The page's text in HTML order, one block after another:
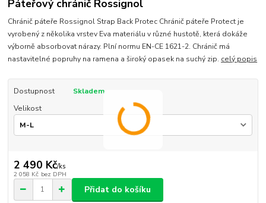
Páteřový chránič Rossignol
Chránič páteře Rossignol Strap Back Protec Chránič páteře Protect je
vyrobený z několika vrstev Eva materiálu v různé hustotě, která dokáže
výborně absorbovat nárazy. Plní normu EN-CE 1621-2. Chránič má
nastavitelné popruhy na ramena a široký opasek na suchý zip. celý popis
Dostupnost
Skladem
Velikost
2 490 Kč/ks
2 058 Kč bez DPH
Přidat do košíku